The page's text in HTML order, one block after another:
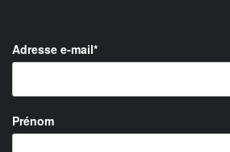
Adresse e-mail*
Prénom